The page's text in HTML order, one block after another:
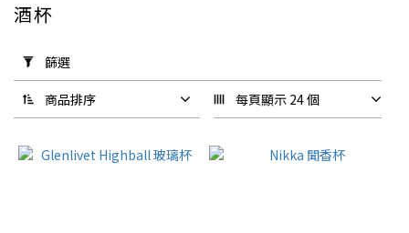
用
篩
選
(0/20)
價格
酒杯
篩選
商品排序 每頁顯示 24 個